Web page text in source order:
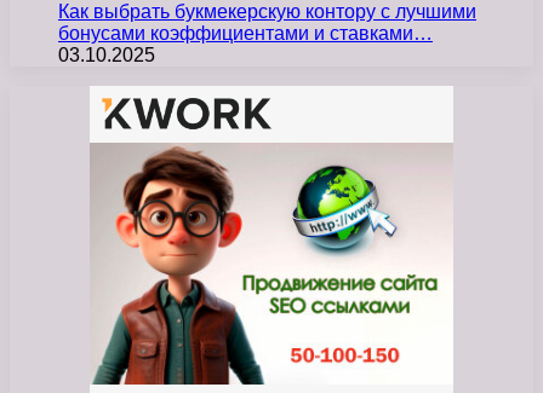
Как выбрать букмекерскую контору с лучшими
бонусами коэффициентами и ставками…
03.10.2025